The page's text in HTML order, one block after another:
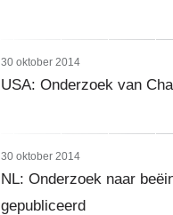
30 oktober 2014
USA: Onderzoek van
30 oktober 2014
NL: Onderzoek naar
gepubliceerd